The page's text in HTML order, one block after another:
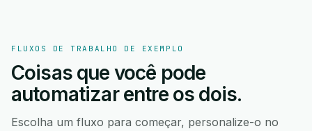
FLUXOS DE TRABALHO DE EXEMPLO
Coisas que você pode
automatizar entre os dois.
Escolha um fluxo para começar, personalize-o no